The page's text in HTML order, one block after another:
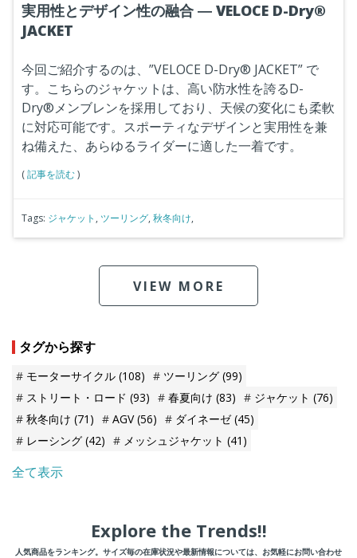
実用性とデザイン性の融合 ― VELOCE D-Dry®
JACKET
今回ご紹介するのは、”VELOCE D-Dry® JACKET” で
す。こちらのジャケットは、高い防水性を誇るD-
Dry®メンブレンを採用しており、天候の変化にも柔軟
に対応可能です。スポーティなデザインと実用性を兼
ね備えた、あらゆるライダーに適した一着です。
(記事を読む)
Tags: ジャケット , ツーリング, 秋冬向け,
VIEW MORE
タグから探す
モーターサイクル (108) ツーリング (99)
ストリート・ロード (93) 春夏向け (83) ジャケット (76)
秋冬向け (71) AGV(56) ダイネーゼ(45)
レーシング (42) メッシュジャケット (41)
全て表示
Explore the Trends!!
人気商品をランキング。サイズ毎の在庫状況や最新情報については、お気軽にお問い合わせ